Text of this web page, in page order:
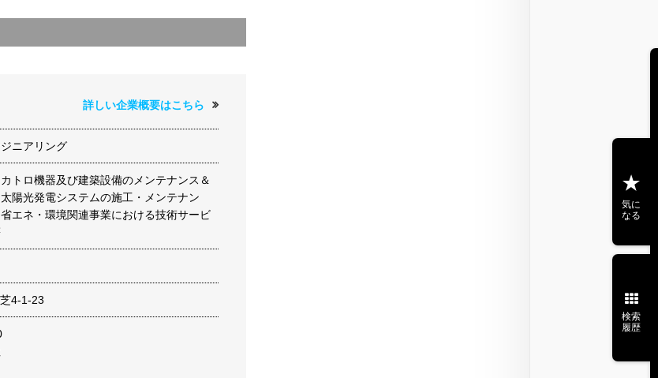
詳しい企業概要はこちら
ニアリング
トロ機器及び建築設備のメンテナンス＆
陽光発電システムの施工・メンテナン
エネ・環境関連事業における技術サービ
4-1-23
気に
なる
検索
履歴